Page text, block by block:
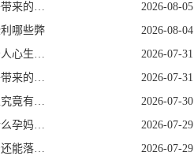
到美国生宝宝对孩子带来的各种好处
2026-08-05
哪些弊
2026-08-04
到美国生宝宝后部分人心生悔意是怎么回事
2026-07-31
到美国生宝宝给孩子带来的长期发展红利
2026-07-31
到美国生宝宝的好处究竟有哪些
2026-07-30
到美国生宝宝，为什么孕妈们大多首选洛杉矶
2026-07-29
到美国生宝宝的想法还能落地吗
2026-07-29